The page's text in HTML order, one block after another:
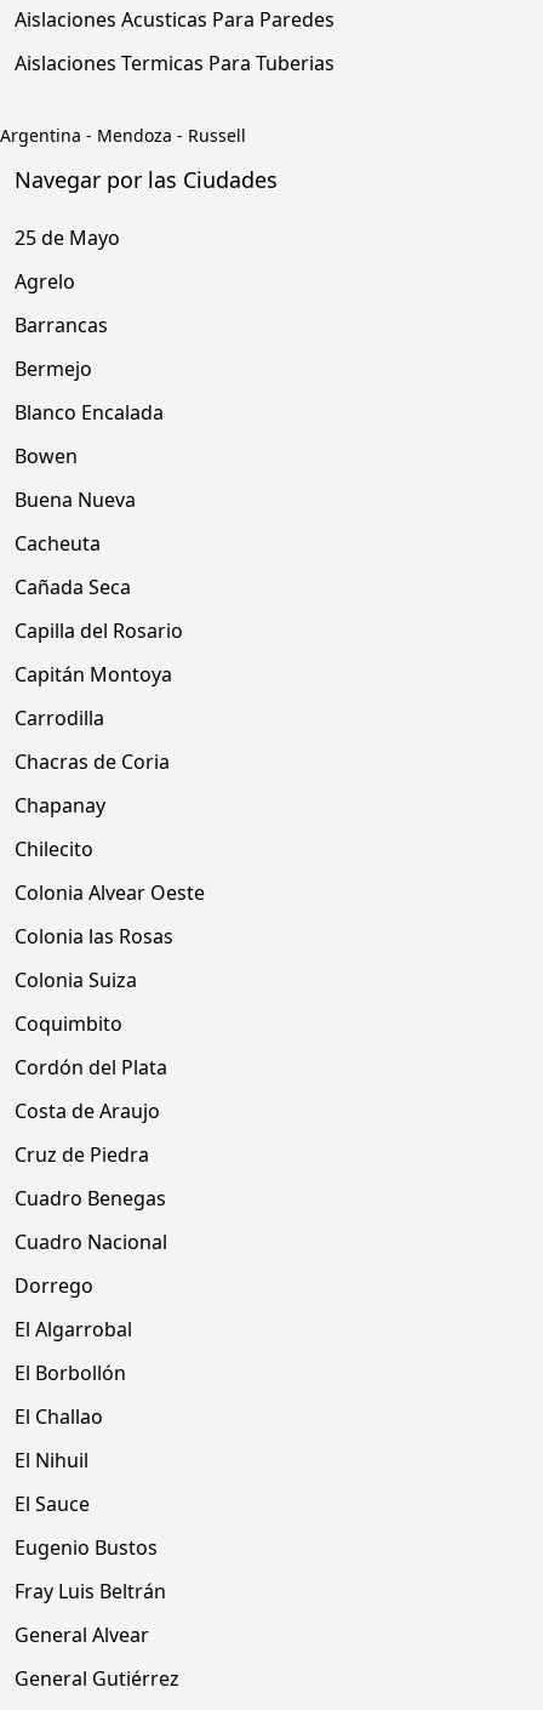
Aislaciones Acusticas Para Paredes
Aislaciones Termicas Para Tuberias
Argentina - Mendoza - Russell
Navegar por las Ciudades
25 de Mayo
Agrelo
Barrancas
Bermejo
Blanco Encalada
Bowen
Buena Nueva
Cacheuta
Cañada Seca
Capilla del Rosario
Capitán Montoya
Carrodilla
Chacras de Coria
Chapanay
Chilecito
Colonia Alvear Oeste
Colonia las Rosas
Colonia Suiza
Coquimbito
Cordón del Plata
Costa de Araujo
Cruz de Piedra
Cuadro Benegas
Cuadro Nacional
Dorrego
El Algarrobal
El Borbollón
El Challao
El Nihuil
El Sauce
Eugenio Bustos
Fray Luis Beltrán
General Alvear
General Gutiérrez